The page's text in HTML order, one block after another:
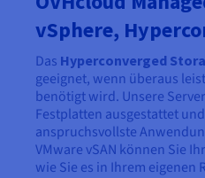
vSphere,
Das Hyperconverged
geeignet, wenn überaus
benötigt wird. Unsere
Festplatten ausgestattet
anspruchsvollste
VMware vSAN können Sie
wie Sie es in Ihrem eigenen